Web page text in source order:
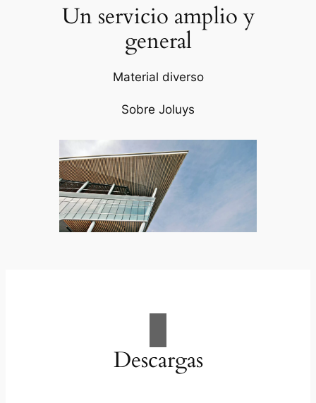
Un servicio amplio y
general
Material diverso
Sobre Joluys
Descargas